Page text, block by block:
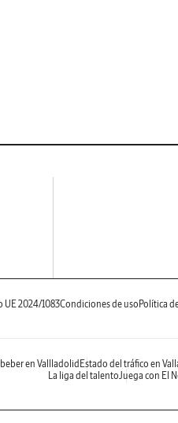
UE 2024/1083Condiciones de uso Política
en Vallladolid Estado del tráfico en
La liga del talentoJuega con El